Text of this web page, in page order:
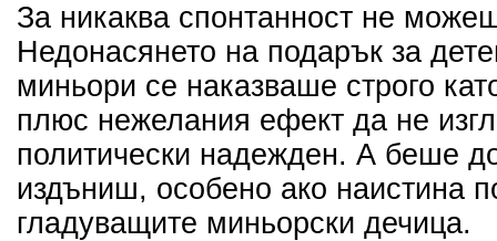
За никаква спонтанност не
Недонасянето на подарък за
миньори се наказваше строго
плюс нежелания ефект да не
политически надежден. А беше
издъниш, особено ако наистина
гладуващите миньорски дечица.